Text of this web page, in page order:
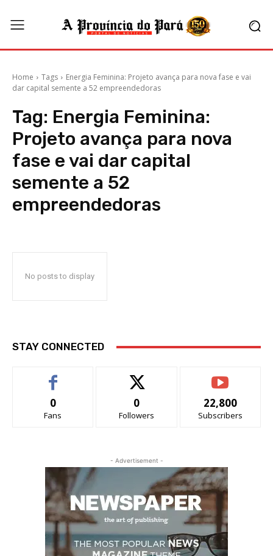
Home Tags
Energia Feminina: Projeto avança para nova fase e vai
dar capital semente a 52 empreendedoras
Tag: Energia Feminina:
Projeto avança para nova
fase e vai dar capital
semente a 52
empreendedoras
No posts to display
STAY CONNECTED
0
Fans
0
Followers
22,800
Subscribers
- Advertisement -